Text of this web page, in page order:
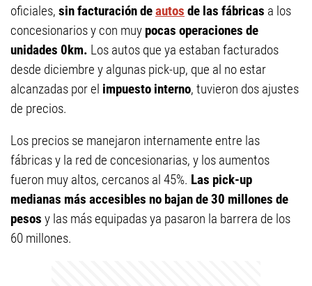
oficiales, sin facturación deautos de las fábricas a los
concesionarios y con muy pocas operaciones de
unidades 0km. Los autos que ya estaban facturados
desde diciembre y algunas pick-up, que al no estar
alcanzadas por el impuesto interno, tuvieron dos ajustes
de precios.
Los precios se manejaron internamente entre las
fábricas y la red de concesionarias, y los aumentos
fueron muy altos, cercanos al 45%. Las pick-up
medianas más accesibles no bajan de 30 millones de
pesos y las más equipadas ya pasaron la barrera de los
60 millones.